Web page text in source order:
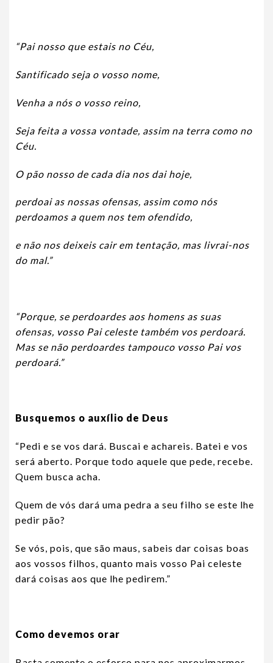
“Pai nosso que estais no Céu,
Santificado seja o vosso nome,
Venha a nós o vosso reino,
Seja feita a vossa vontade, assim na terra como no
Céu.
O pão nosso de cada dia nos dai hoje,
perdoai as nossas ofensas, assim como nós
perdoamos a quem nos tem ofendido,
e não nos deixeis cair em tentação, mas livrai-nos
do mal.”
“Porque, se perdoardes aos homens as suas
ofensas, vosso Pai celeste também vos perdoará.
Mas se não perdoardes tampouco vosso Pai vos
perdoará.”
Busquemos o auxílio de Deus
“Pedi e se vos dará. Buscai e achareis. Batei e vos
será aberto. Porque todo aquele que pede, recebe.
Quem busca acha.
Quem de vós dará uma pedra a seu filho se este lhe
pedir pão?
Se vós, pois, que são maus, sabeis dar coisas boas
aos vossos filhos, quanto mais vosso Pai celeste
dará coisas aos que lhe pedirem.”
Como devemos orar